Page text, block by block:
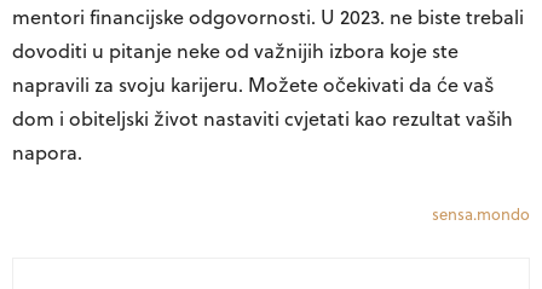
mentori financijske odgovornosti. U 2023. ne biste trebali
dovoditi u pitanje neke od važnijih izbora koje ste
napravili za svoju karijeru. Možete očekivati ​​da će vaš
dom i obiteljski život nastaviti cvjetati kao rezultat vaših
napora.
sensa.mondo